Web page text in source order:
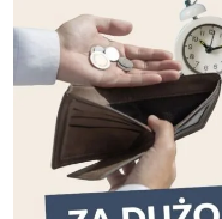
TEJ
RUTYNIE
OGARNIESZ
SWOJE
FINANSOWE
CELE